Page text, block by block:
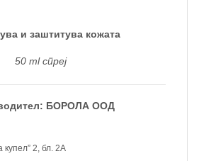
и заштитува кожата
50 ml спреј
БОРОЛА ООД
2, бл. 2А